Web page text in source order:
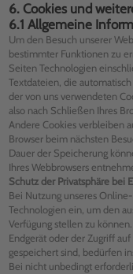
6. Cookies und
6.1 Allgemeine
Um den Besuch unserer
bestimmter Funktionen zu
Seiten Technologien
Textdateien, die
der von uns verwendeten
also nach Schließen Ihres
Andere Cookies verbleiben
Browser beim nächsten
Dauer der Speicherung
Ihres Webbrowsers
Schutz der Privatsphäre bei
Bei Nutzung unseres
Technologien ein, um den
Verfügung stellen zu
Endgerät oder der Zugriff
gespeichert sind, bedürfen
Bei nicht unbedingt